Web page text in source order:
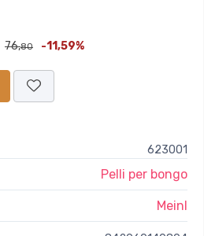
76,80 -11,59%
623001
Pelli per bongo
Meinl